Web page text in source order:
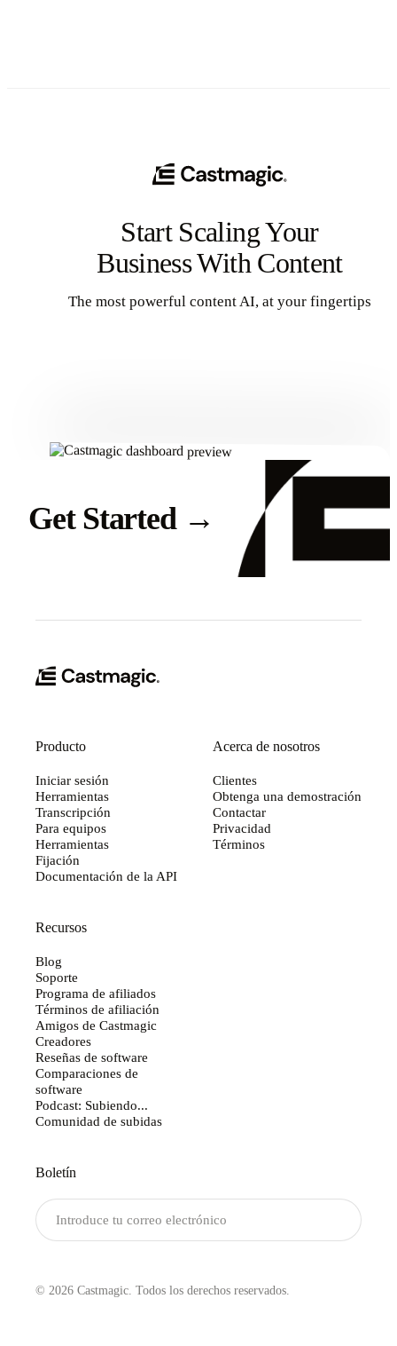
Start Scaling Your
Business With Content
The most powerful content AI, at your fingertips
Get Started →
Producto
Iniciar sesión
Herramientas
Transcripción
Para equipos
Herramientas
Fijación
Documentación de la API
Acerca de nosotros
Clientes
Obtenga una demostración
Contactar
Privacidad
Términos
Recursos
Blog
Soporte
Programa de afiliados
Términos de afiliación
Amigos de Castmagic
Creadores
Reseñas de software
Comparaciones de
software
Podcast: Subiendo...
Comunidad de subidas
Boletín
© 2026 Castmagic. Todos los derechos reservados.